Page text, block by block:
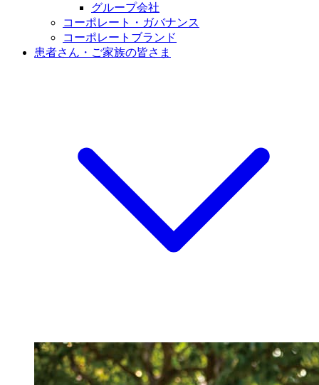
グループ会社
コーポレート・ガバナンス
コーポレートブランド
患者さん・ご家族の皆さま